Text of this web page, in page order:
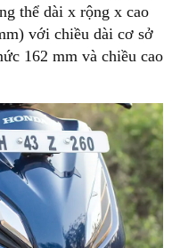
thể dài x rộng x cao
với chiều dài cơ sở
162 mm và chiều cao